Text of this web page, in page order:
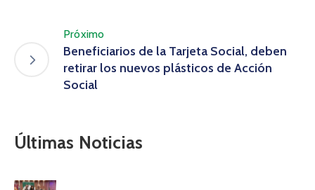
Próximo
Beneficiarios de la Tarjeta Social, deben
retirar los nuevos plásticos de Acción
Social
Últimas Noticias